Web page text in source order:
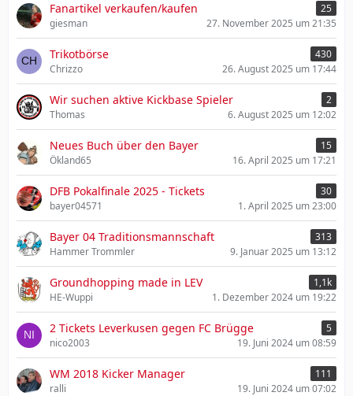
Fanartikel verkaufen/kaufen
25
giesman
27. November 2025 um 21:35
Trikotbörse
430
Chrizzo
26. August 2025 um 17:44
Wir suchen aktive Kickbase Spieler
2
Thomaѕ
6. August 2025 um 12:02
Neues Buch über den Bayer
15
Ökland65
16. April 2025 um 17:21
DFB Pokalfinale 2025 - Tickets
30
bayer04571
1. April 2025 um 23:00
Bayer 04 Traditionsmannschaft
313
Hammer Trommler
9. Januar 2025 um 13:12
Groundhopping made in LEV
1,1k
HE-Wuppi
1. Dezember 2024 um 19:22
2 Tickets Leverkusen gegen FC Brügge
5
nico2003
19. Juni 2024 um 08:59
WM 2018 Kicker Manager
111
ralli
19. Juni 2024 um 07:02